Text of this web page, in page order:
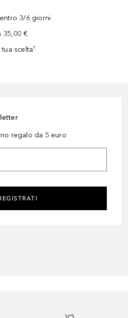
3/6 giorni
35,00 €
scelta¹
regalo da 5 euro